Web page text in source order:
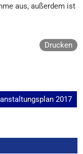
aus, außerdem ist
Drucken
2017